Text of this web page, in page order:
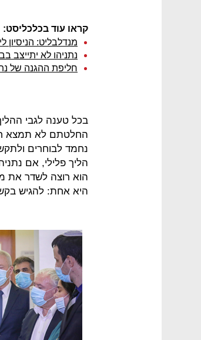
קראו עוד בכלכליסט:
מנדלבליט: הניסיון
נתניהו לא יתייצב
חליפת ההגנה של
בכל טענה לגבי
החלטתם לא תמצא חן
נחמד לבוחרים
הליך פלילי, אם
הוא רוצה לשדר את
היא אחת: להגיש